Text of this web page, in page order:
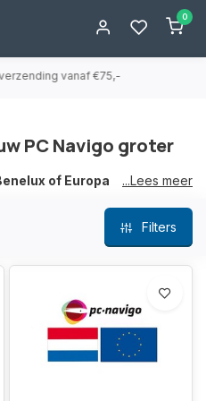
0
vanaf €75,-
PC Navigo groter
of Europa
van Nederland of
uitbreiden naar een
een geldige licentie van het
u in 2026 wilt uitbreiden dan
tot een 2026 versie)
...Lees meer
Filters